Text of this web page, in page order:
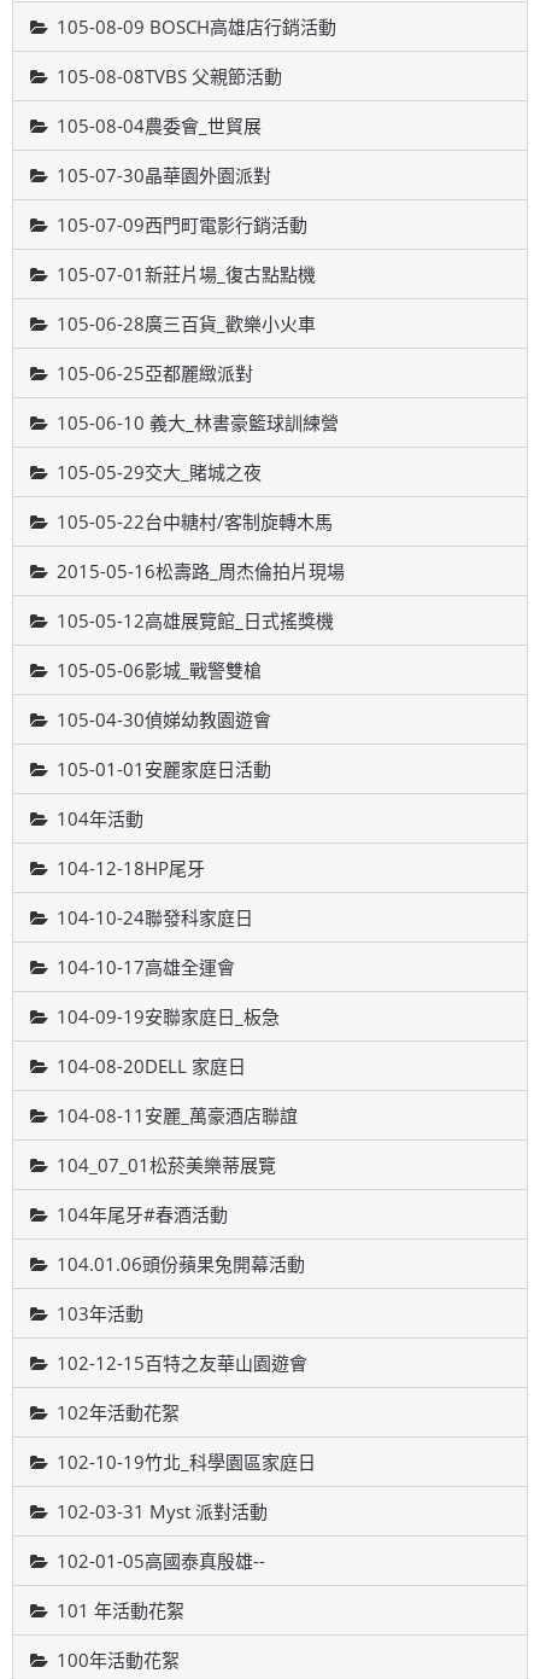
105-08-09 BOSCH高雄店行銷活動
105-08-08TVBS 父親節活動
105-08-04農委會_世貿展
105-07-30晶華園外園派對
105-07-09西門町電影行銷活動
105-07-01新莊片場_復古點點機
105-06-28廣三百貨_歡樂小火車
105-06-25亞都麗緻派對
105-06-10 義大_林書豪籃球訓練營
105-05-29交大_賭城之夜
105-05-22台中糖村/客制旋轉木馬
2015-05-16松壽路_周杰倫拍片現場
105-05-12高雄展覽館_日式搖獎機
105-05-06影城_戰警雙槍
105-04-30偵娣幼教園遊會
105-01-01安麗家庭日活動
104年活動
104-12-18HP尾牙
104-10-24聯發科家庭日
104-10-17高雄全運會
104-09-19安聯家庭日_板急
104-08-20DELL 家庭日
104-08-11安麗_萬豪酒店聯誼
104_07_01松菸美樂蒂展覽
104年尾牙#春酒活動
104.01.06頭份蘋果兔開幕活動
103年活動
102-12-15百特之友華山園遊會
102年活動花絮
102-10-19竹北_科學園區家庭日
102-03-31 Myst 派對活動
102-01-05高國泰真殷雄--
101 年活動花絮
100年活動花絮